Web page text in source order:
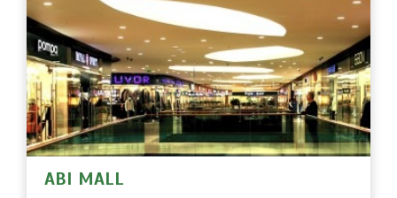
ABI MALL